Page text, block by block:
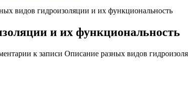
видов гидроизоляции и их функциональность
и их функциональность
к записи Описание разных видов